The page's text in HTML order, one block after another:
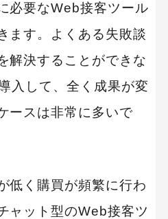
必要なWeb接客ツール
ます。よくある失敗談
解決することができな
入して、全く成果が変
ースは非常に多いで
低く購買が頻繁に行わ
ャット型のWeb接客ツ